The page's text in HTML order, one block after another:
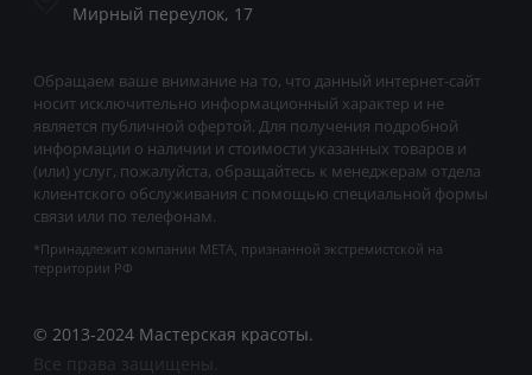
Обращаем ваше внимание на то, что данный интернет-сайт
носит исключительно информационный характер и не
является публичной офертой. Для получения подробной
информации о наличии и стоимости указанных товаров и
(или) услуг, пожалуйста, обращайтесь к менеджерам отдела
клиентского обслуживания с помощью специальной формы
связи или по телефонам.
*Принадлежит компании META, признанной экстремистской на
территории РФ
© 2013-2024 Мастерская красоты.
Все права защищены.
Мирный переулок, 17